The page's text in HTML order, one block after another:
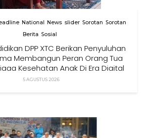
National News slider Sorotan Sorotan
Berita Sosial
DPP XTC Berikan Penyuluhan
Membangun Peran Orang Tua
Kesehatan Anak Di Era Digital
5 AGUSTUS 2026